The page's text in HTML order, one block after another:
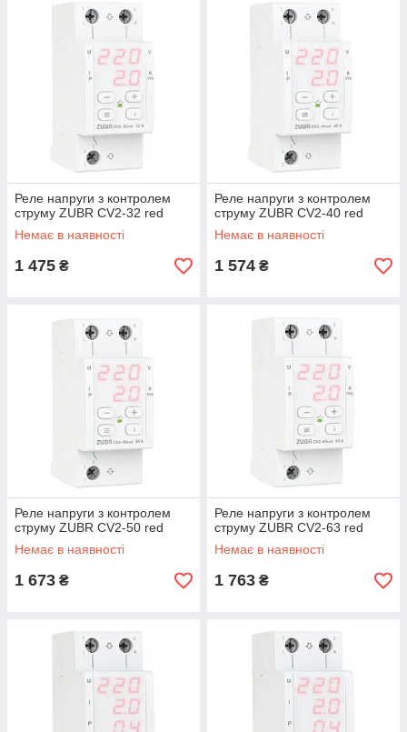
Реле напруги з контролем
струму ZUBR CV2-32 red
Немає в наявності
1 475 ₴
Реле напруги з контролем
струму ZUBR CV2-40 red
Немає в наявності
1 574 ₴
Реле напруги з контролем
струму ZUBR CV2-50 red
Немає в наявності
1 673 ₴
Реле напруги з контролем
струму ZUBR CV2-63 red
Немає в наявності
1 763 ₴